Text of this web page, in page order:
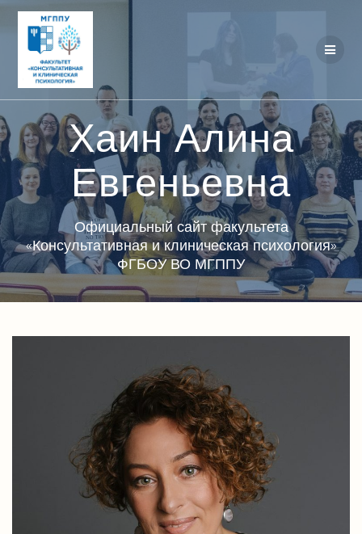
Хаин Алина
Евгеньевна
Официальный сайт факультета
«Консультативная и клиническая психология»
ФГБОУ ВО МГППУ